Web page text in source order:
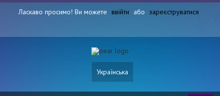
Ласкаво просимо! Ви можете ввійти або зареєструватися
Українська